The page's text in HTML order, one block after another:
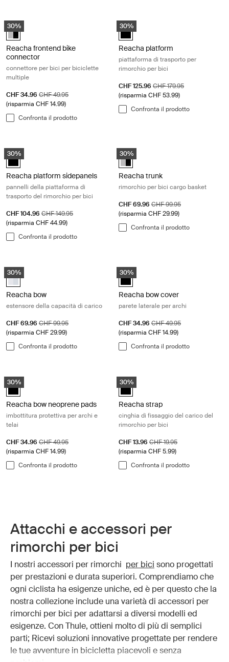
Reacha frontend bike connector connettore per bici per biciclette
30%
Reacha frontend bike connector Aluminum/Black (selected)
Reacha frontend bike
connector
connettore per bici per biciclette
multiple
Prezzo di vendita
CHF 34.96 Prezzo originale
CHF 49.95
(risparmia CHF 14.99)
Confronta il prodotto
Reacha platform piattaforma di
30%
Reacha platform Nero (selected)
Reacha platform
piattaforma di trasporto per
rimorchio per bici
Prezzo di vendita
CHF 125.96 Prezzo originale
CHF 179.95
(risparmia CHF 53.99)
Confronta il prodotto
Reacha platform sidepanels pannelli della piattaforma di trasporto del
30%
Reacha platform sidepanels Nero (selected)
Reacha platform sidepanels
pannelli della piattaforma di
trasporto del rimorchio per bici
Prezzo di vendita
CHF 104.96 Prezzo originale
CHF 149.95
(risparmia CHF 44.99)
Confronta il prodotto
Reacha trunk rimorchio per bici
30%
Reacha trunk Aluminum/Black
Reacha trunk
rimorchio per bici cargo basket
Prezzo di vendita
CHF 69.96 Prezzo originale
CHF 99.95
(risparmia CHF 29.99)
Confronta il prodotto
Reacha bow estensore della capacità di carico Aluminum
30%
Reacha bow Alluminio (selected)
Reacha bow
estensore della capacità di carico
Prezzo di vendita
CHF 69.96 Prezzo originale
CHF 99.95
(risparmia CHF 29.99)
Confronta il prodotto
Reacha bow cover parete laterale
30%
Reacha bow cover Nero
Reacha bow cover
parete laterale per archi
Prezzo di vendita
CHF 34.96 Prezzo originale
CHF 49.95
(risparmia CHF 14.99)
Confronta il prodotto
Reacha bow neoprene pads imbottitura protettiva per archi e telai
30%
Reacha bow neoprene pads Nero (selected)
Reacha bow neoprene pads
imbottitura protettiva per archi e
telai
Prezzo di vendita
CHF 34.96 Prezzo originale
CHF 49.95
(risparmia CHF 14.99)
Confronta il prodotto
Reacha strap cinghia di fissaggio
30%
Reacha strap Nero (selected)
Reacha strap
cinghia di fissaggio del carico del
rimorchio per bici
Prezzo di vendita
CHF 13.96 Prezzo originale
CHF 19.95
(risparmia CHF 5.99)
Confronta il prodotto
Attacchi e accessori per
rimorchi per bici
I nostri accessori per rimorchi per bici sono progettati
per prestazioni e durata superiori. Comprendiamo che
ogni ciclista ha esigenze uniche, ed è per questo che la
nostra collezione include una varietà di accessori per
rimorchi per bici per adattarsi a diversi modelli ed
esigenze. Con Thule, ottieni molto di più di semplici
parti; Ricevi soluzioni innovative progettate per rendere
le tue avventure in bicicletta piacevoli e senza